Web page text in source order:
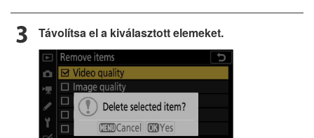
Távolítsa el a kiválasztott elemeket.